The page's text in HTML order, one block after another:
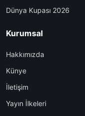
Dünya Kupası 2026
Kurumsal
Hakkımızda
Künye
İletişim
Yayın İlkeleri